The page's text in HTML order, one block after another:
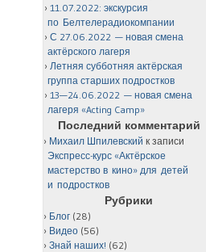
11.07.2022: экскурсия
по Белтелерадиокомпании
С 27.06.2022 — новая смена
актёрского лагеря
Летняя субботняя актёрская
группа старших подростков
13—24.06.2022 — новая смена
лагеря «Acting Camp»
Последний комментарий
Михаил Шпилевский к записи
Экспресс-курс «Актёрское
мастерство в кино» для детей
и подростков
Рубрики
Блог (28)
Видео (56)
Знай наших! (62)